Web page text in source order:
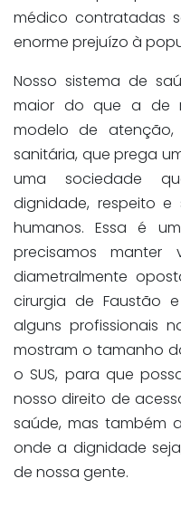
médico contratadas
enorme prejuízo à
Nosso sistema de
maior do que a de
modelo de
sanitária, que prega
uma sociedade
dignidade, respeito e
humanos. Essa é
precisamos manter
diametralmente
cirurgia de Faustão
alguns profissionais
mostram o tamanho
o SUS, para que
nosso direito de
saúde, mas também
onde a dignidade
de nossa gente.